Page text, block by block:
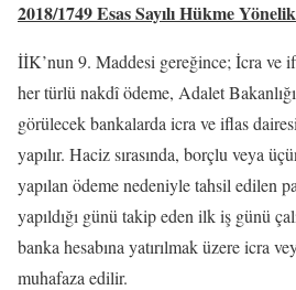
2018/1749 Esas Sayılı Hükme
İİK’nun 9. Maddesi gereğince; İcra ve
her türlü nakdî ödeme, Adalet
görülecek bankalarda icra ve iflas dairesi
yapılır. Haciz sırasında, borçlu veya
yapılan ödeme nedeniyle tahsil edilen
yapıldığı günü takip eden ilk iş günü
banka hesabına yatırılmak üzere icra
muhafaza edilir.